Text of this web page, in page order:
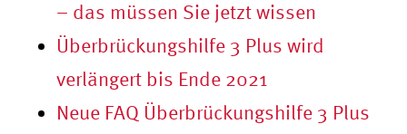
– das müssen Sie jetzt wissen
Überbrückungshilfe 3 Plus wird
verlängert bis Ende 2021
Neue FAQ Überbrückungshilfe 3 Plus